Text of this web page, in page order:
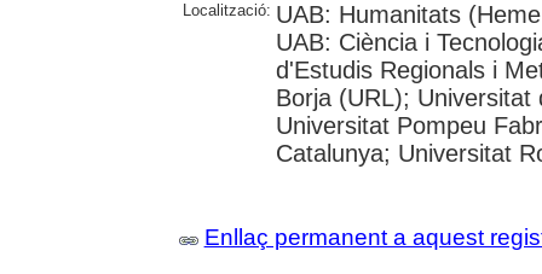
Localització: UAB: Humanitats
UAB: Ciència i
d'Estudis Regionals i
Borja (URL);
Universitat Pompeu
Catalunya; Universitat
Enllaç permanent a aquest